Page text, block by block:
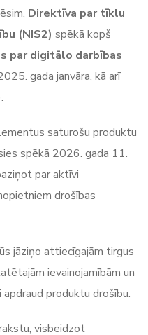
Direktīva par tīklu
(NIS2) spēkā kopš
par digitālo darbības
gada janvāra, kā arī
saturošu produktu
spēkā 2026. gada 11.
par aktīvi
drošības
jāziņo attiecīgajām tirgus
ievainojamībām un
produktu drošību.
visbeidzot